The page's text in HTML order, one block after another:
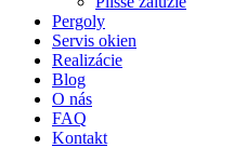
Pergoly
Servis okien
Realizácie
Blog
O nás
FAQ
Kontakt